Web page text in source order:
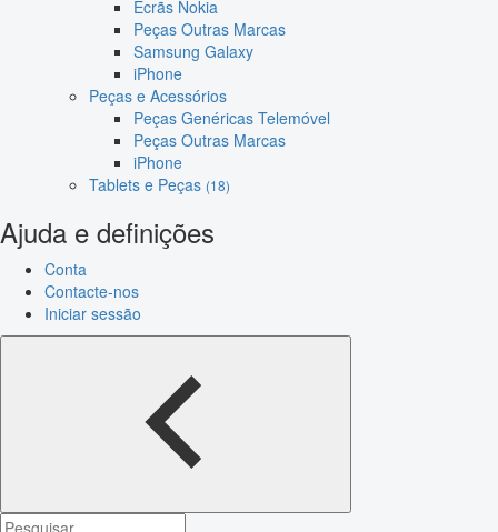
Ecrãs Nokia
Peças Outras Marcas
Samsung Galaxy
iPhone
Peças e Acessórios
Peças Genéricas Telemóvel
Peças Outras Marcas
iPhone
Tablets e Peças (18)
Ajuda e definições
Conta
Contacte-nos
Iniciar sessão